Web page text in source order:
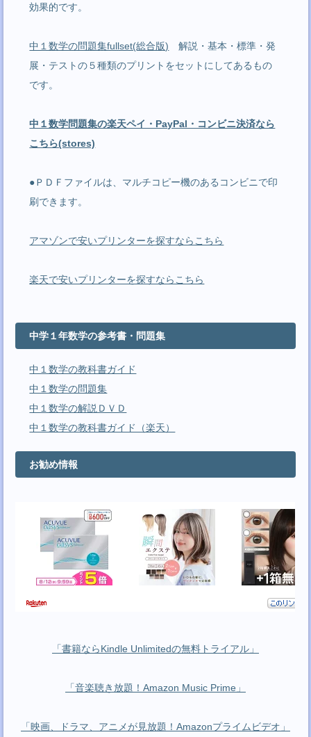
効果的です。
中１数学の問題集fullset(総合版) 解説・基本・標準・発
展・テストの５種類のプリントをセットにしてあるもの
です。
中１数学問題集の楽天ペイ・PayPal・コンビニ決済なら
こちら(stores)
●ＰＤＦファイルは、マルチコピー機のあるコンビニで印
刷できます。
アマゾンで安いプリンターを探すならこちら
楽天で安いプリンターを探すならこちら
中学１年数学の参考書・問題集
中１数学の教科書ガイド
中１数学の問題集
中１数学の解説ＤＶＤ
中１数学の教科書ガイド（楽天）
お勧め情報
「書籍ならKindle Unlimitedの無料トライアル」
「音楽聴き放題！Amazon Music Prime」
「映画、ドラマ、アニメが見放題！Amazonプライムビデオ」